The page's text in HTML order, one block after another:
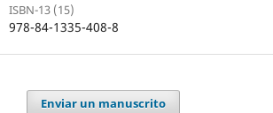
ISBN-13 (15)
978-84-1335-408-8
Enviar un manuscrito